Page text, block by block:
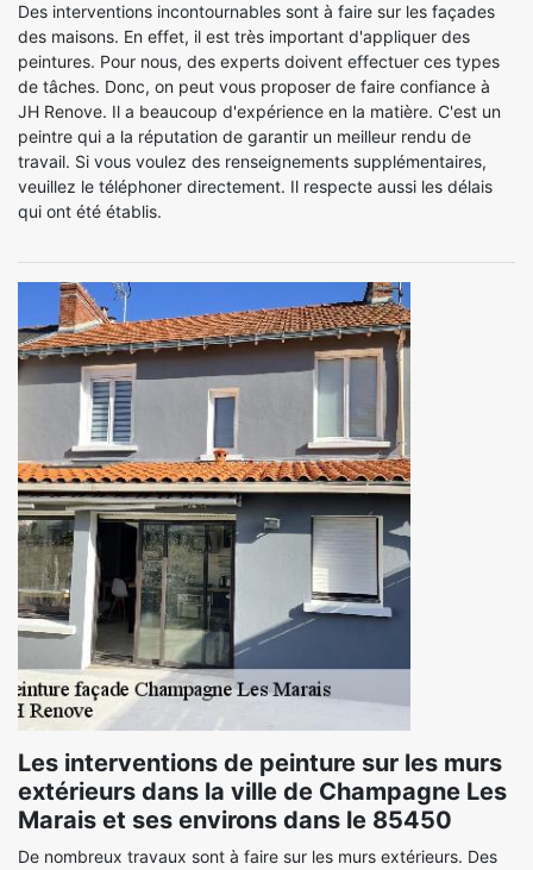
Des interventions incontournables sont à faire sur les façades
des maisons. En effet, il est très important d'appliquer des
peintures. Pour nous, des experts doivent effectuer ces types
de tâches. Donc, on peut vous proposer de faire confiance à
JH Renove. Il a beaucoup d'expérience en la matière. C'est un
peintre qui a la réputation de garantir un meilleur rendu de
travail. Si vous voulez des renseignements supplémentaires,
veuillez le téléphoner directement. Il respecte aussi les délais
qui ont été établis.
Les interventions de peinture sur les murs
extérieurs dans la ville de Champagne Les
Marais et ses environs dans le 85450
De nombreux travaux sont à faire sur les murs extérieurs. Des